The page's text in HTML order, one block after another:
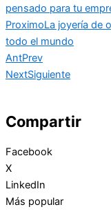
pensado para tu
ProximoLa joyería de
todo el mundo
AntPrev
NextSiguiente
Compartir
Facebook
X
LinkedIn
Más popular